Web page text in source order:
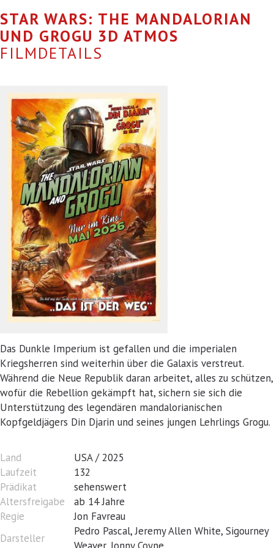
STAR WARS: THE MANDALORIAN
UND GROGU 3D ATMOS
FILMDETAILS
Das Dunkle Imperium ist gefallen und die imperialen
Kriegsherren sind weiterhin über die Galaxis verstreut.
Während die Neue Republik daran arbeitet, alles zu schützen,
wofür die Rebellion gekämpft hat, sichern sie sich die
Unterstützung des legendären mandalorianischen
Kopfgeldjägers Din Djarin und seines jungen Lehrlings Grogu.
Land
USA / 2025
Laufzeit
132
Prädikat
sehenswert
Altersfreigabe
ab 14 Jahre
Regie
Jon Favreau
Darsteller
Pedro Pascal, Jeremy Allen White, Sigourney